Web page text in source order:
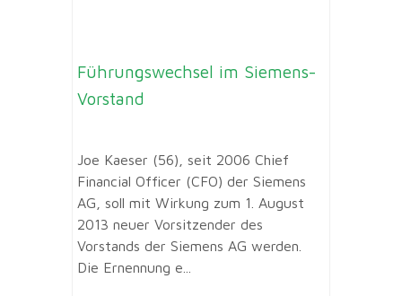
Führungswechsel im Siemens-
Vorstand
Joe Kaeser (56), seit 2006 Chief
Financial Officer (CFO) der Siemens
AG, soll mit Wirkung zum 1. August
2013 neuer Vorsitzender des
Vorstands der Siemens AG werden.
Die Ernennung e...